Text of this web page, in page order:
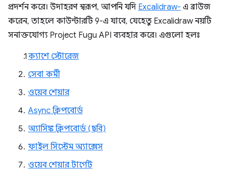
প্রদর্শন করে। উদাহরণ স্বরূপ, আপনি যদি Excalidraw- এ ব্রাউজ
করেন, তাহলে কাউন্টারটি 9-এ যাবে, যেহেতু Excalidraw নয়টি
সনাক্তযোগ্য Project Fugu API ব্যবহার করে। এগুলো হলঃ
ক্যাশে স্টোরেজ
সেবা কর্মী
ওয়েব শেয়ার
Async ক্লিপবোর্ড
অ্যাসিঙ্ক ক্লিপবোর্ড (ছবি)
ফাইল সিস্টেম অ্যাক্সেস
ওয়েব শেয়ার টার্গেট